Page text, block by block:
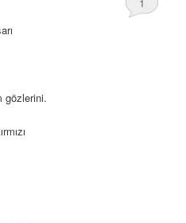
1
gözlerini.